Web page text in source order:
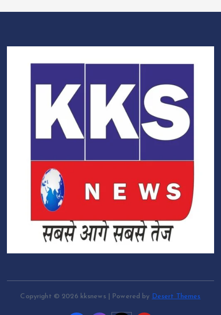
Copyright © 2026 kksnews | Powered by Desert Themes